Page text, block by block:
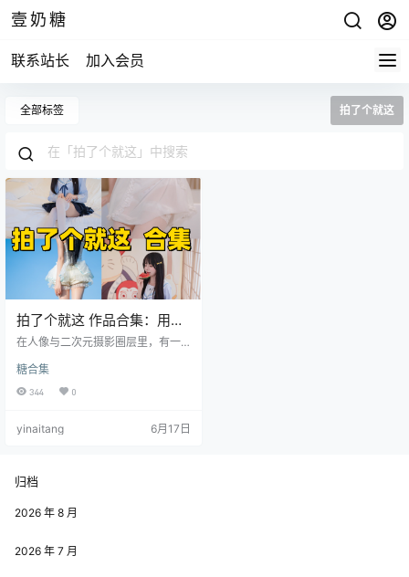
壹奶糖
联系站长 加入会员
全部标签 拍了个就这
拍了个就这 作品合集：用
4K 超清镜头打造视觉美学盛
在人像与二次元摄影圈层里，有一
了个就这。很多人初见这个 ID，会
误以为只是普通随手拍摄的爱好
师，以 4K 超清画质、教科书级光影
习者心中的宝藏大佬。 和圈内多数
模特博主不同，拍了个就这本身是
36…
糖合集
344 0
yinaitang 6月17日
归档
2026 年 8 月
2026 年 7 月